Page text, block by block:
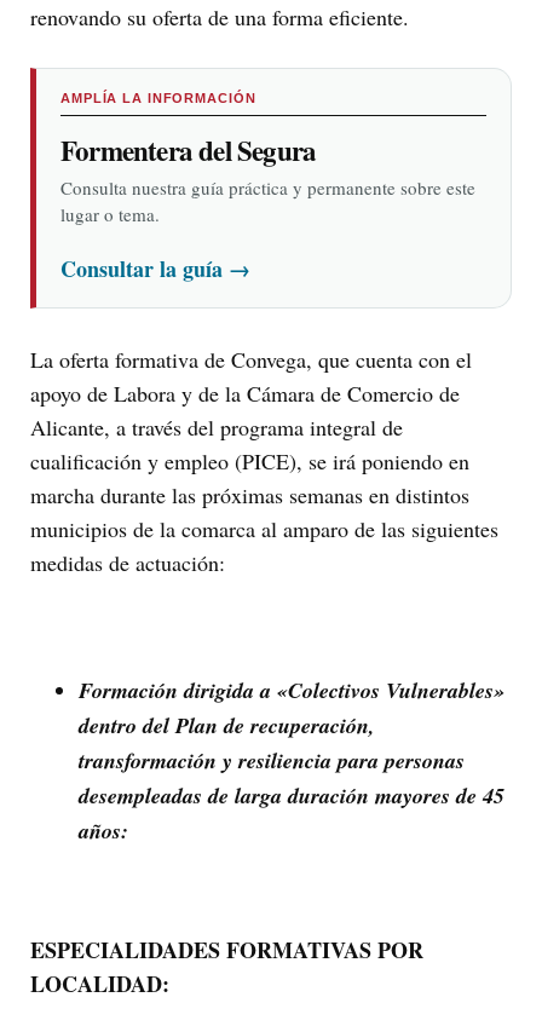
renovando su oferta de una forma eficiente.
AMPLÍA LA INFORMACIÓN
Formentera del Segura
Consulta nuestra guía práctica y permanente sobre este
lugar o tema.
Consultar la guía →
La oferta formativa de Convega, que cuenta con el
apoyo de Labora y de la Cámara de Comercio de
Alicante, a través del programa integral de
cualificación y empleo (PICE), se irá poniendo en
marcha durante las próximas semanas en distintos
municipios de la comarca al amparo de las siguientes
medidas de actuación:
Formación dirigida a «Colectivos Vulnerables»
dentro del Plan de recuperación,
transformación y resiliencia para personas
desempleadas de larga duración mayores de 45
años:
ESPECIALIDADES FORMATIVAS POR
LOCALIDAD: